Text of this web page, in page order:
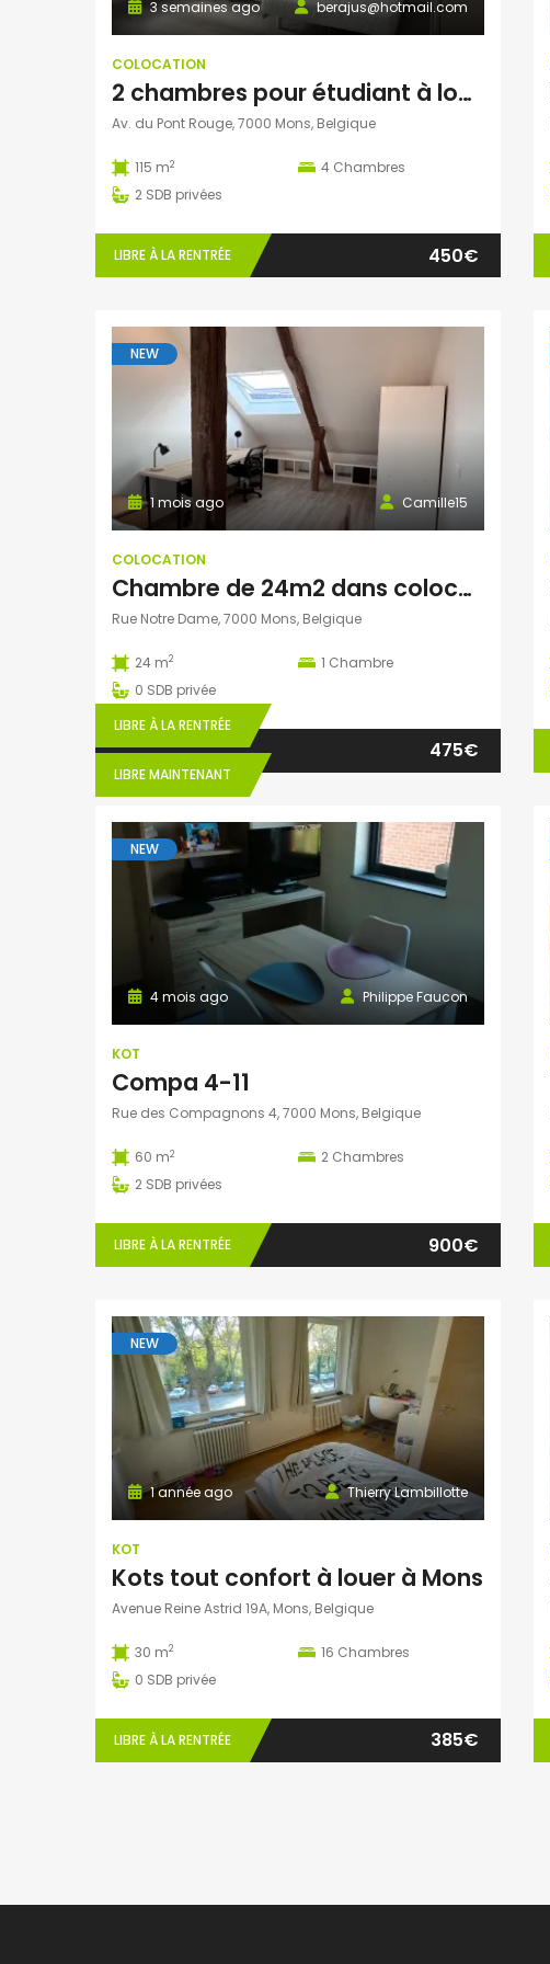
berajus@hotmail.com
3 semaines ago
COLOCATION
2 chambres pour étudiant à louer à Mons
Av. du Pont Rouge, 7000 Mons, Belgique
115 m2 4 Chambres
2 SDB privées
LIBRE À LA RENTRÉE 450€
NEW
Camille15
1 mois ago
COLOCATION
Chambre de 24m2 dans colocation au cœur de Mons
Rue Notre Dame, 7000 Mons, Belgique
24 m2 1 Chambre
0 SDB privée
LIBRE À LA RENTRÉE
LIBRE MAINTENANT
475€
NEW
Philippe Faucon
4 mois ago
KOT
Compa 4-11
Rue des Compagnons 4, 7000 Mons, Belgique
60 m2 2 Chambres
2 SDB privées
LIBRE À LA RENTRÉE 900€
NEW
Thierry Lambillotte
1 année ago
KOT
Kots tout confort à louer à Mons
Avenue Reine Astrid 19A, Mons, Belgique
30 m2 16 Chambres
0 SDB privée
LIBRE À LA RENTRÉE 385€